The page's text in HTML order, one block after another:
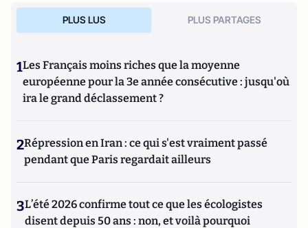
PLUS LUS PLUS PARTAGES
1Les Français moins riches que la moyenne
européenne pour la 3e année consécutive : jusqu'où
ira le grand déclassement ?
2Répression en Iran : ce qui s'est vraiment passé
pendant que Paris regardait ailleurs
3L’été 2026 confirme tout ce que les écologistes
disent depuis 50 ans : non, et voilà pourquoi